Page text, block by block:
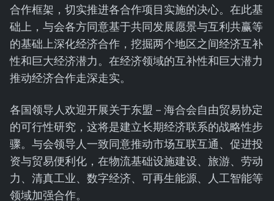
合作框架，切实推进各合作项目实施的决心。在此基
础上，与会各方同意基于共同发展愿景与互利共赢等
的基础上深化经济合作，挖掘两个地区之间经济互补
性和巨大经济潜力。在经济领域的互补性和巨大潜力
推动经济合作走深走实。
各国领导人欢迎开展关于东盟－海合会自由贸易协定
的可行性研究，这将是建立长期经济联系的战略性步
骤。与会领导人一致同意推动市场互联互通、促进投
资与贸易便利化，在物流基础设施建设、旅游、劳动
力、清真工业、数字经济、可再生能源、人工智能等
领域加强合作。